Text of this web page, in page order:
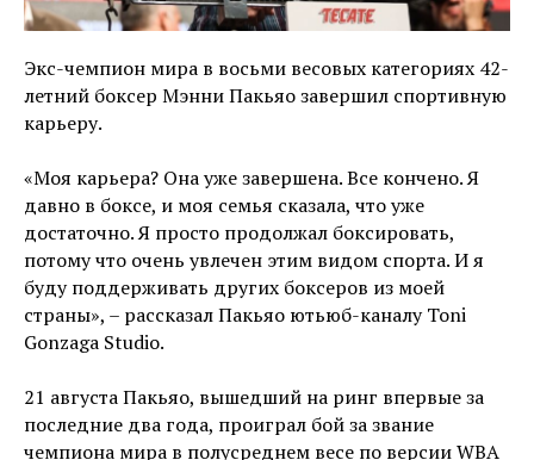
Экс-чемпион мира в восьми весовых категориях 42-
летний боксер Мэнни Пакьяо завершил спортивную
карьеру.
«Моя карьера? Она уже завершена. Все кончено. Я
давно в боксе, и моя семья сказала, что уже
достаточно. Я просто продолжал боксировать,
потому что очень увлечен этим видом спорта. И я
буду поддерживать других боксеров из моей
страны», – рассказал Пакьяо ютьюб-каналу Toni
Gonzaga Studio.
21 августа Пакьяо, вышедший на ринг впервые за
последние два года, проиграл бой за звание
чемпиона мира в полусреднем весе по версии WBA